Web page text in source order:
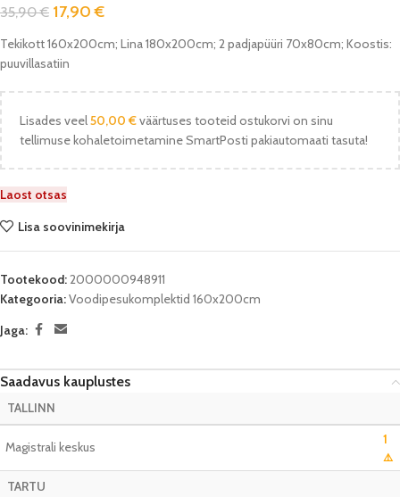
35,90€ 17,90€
Tekikott 160x200cm; Lina 180x200cm; 2 padjapüüri 70x80cm; Koostis:
puuvillasatiin
Lisades veel50,00 €väärtuses tooteid ostukorvi on sinu
tellimuse kohaletoimetamine SmartPosti pakiautomaati tasuta!
Laost otsas
Lisa soovinimekirja
Tootekood:2000000948911
Kategooria:Voodipesukomplektid 160x200cm
Jaga:
Saadavus kauplustes
TALLINN
Magistrali keskus 1
⚠️
TARTU